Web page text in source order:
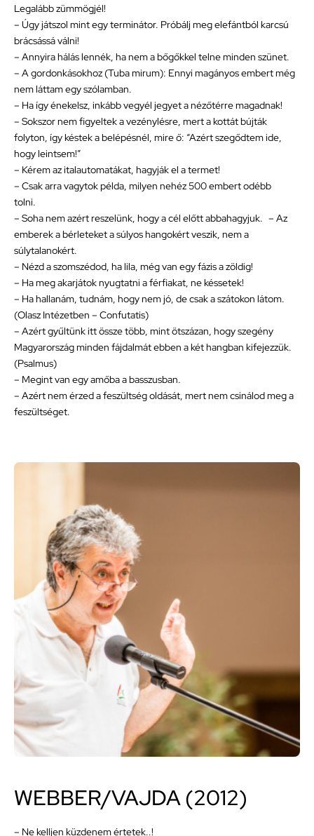
Legalább zümmögjél!
– Úgy játszol mint egy terminátor. Próbálj meg elefántból karcsú
brácsássá válni!
– Annyira hálás lennék, ha nem a bőgőkkel telne minden szünet.
– A gordonkásokhoz (Tuba mirum): Ennyi magányos embert még
nem láttam egy szólamban.
– Ha így énekelsz, inkább vegyél jegyet a nézőtérre magadnak!
– Sokszor nem figyeltek a vezénylésre, mert a kottát bújták
folyton, így késtek a belépésnél, mire ő: “Azért szegődtem ide,
hogy leintsem!”
– Kérem az italautomatákat, hagyják el a termet!
– Csak arra vagytok példa, milyen nehéz 500 embert odébb
tolni.
– Soha nem azért reszelünk, hogy a cél előtt abbahagyjuk. – Az
emberek a bérleteket a súlyos hangokért veszik, nem a
súlytalanokért.
– Nézd a szomszédod, ha lila, még van egy fázis a zöldig!
– Ha meg akarjátok nyugtatni a férfiakat, ne késsetek!
– Ha hallanám, tudnám, hogy nem jó, de csak a szátokon látom.
(Olasz Intézetben – Confutatis)
– Azért gyűltünk itt össze több, mint ötszázan, hogy szegény
Magyarország minden fájdalmát ebben a két hangban kifejezzük.
(Psalmus)
– Megint van egy amőba a basszusban.
– Azért nem érzed a feszültség oldását, mert nem csinálod meg a
feszültséget.
WEBBER/VAJDA (2012)
– Ne kelljen küzdenem értetek..!